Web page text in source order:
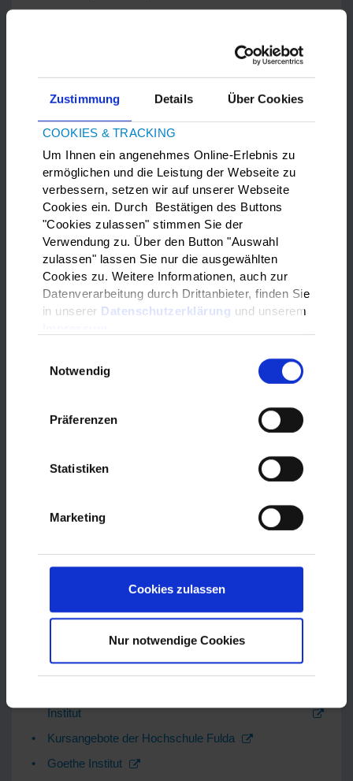
Zustimmung Details Über Cookies
COOKIES & TRACKING
Um Ihnen ein angenehmes Online-Erlebnis zu
ermöglichen und die Leistung der Webseite zu
verbessern, setzen wir auf unserer Webseite
Cookies ein. Durch Bestätigen des Buttons
"Cookies zulassen" stimmen Sie der
Verwendung zu. Über den Button "Auswahl
zulassen" lassen Sie nur die ausgewählten
Cookies zu. Weitere Informationen, auch zur
Datenverarbeitung durch Drittanbieter, finden Sie
in unserer Datenschutzerklärung und unserem
Notwendig
Präferenzen
Statistiken
Marketing
Cookies zulassen
Nur notwendige Cookies
Im Landkreis Fulda, zum Beispiel:
Gute Stube(Gersfeld)
AWO Jugend- und Familienzentrum(Tann)
Eine aktuelle Übersicht der einzelnen Angebote zum
Deutsch lernen finden Sie hier (Stand Juli 2024):
Liste der freiwilligen
Sprachlernangebote
Suchen Sie einen Kurs in Ihrer Nähe? Oder suchen
kontaktieren Sie den
des Landkreises
Fulda. Die Mitarbeiter helfen Ihnen gerne weiter.
Sie kostenlos nutzen, um Ihr
Deutsch zu üben und zu
VHS Lernportal (A1 – B2)
App "Einstieg Deutsch"
Institut
Kursangebote der Hochschule Fulda
Goethe Institut